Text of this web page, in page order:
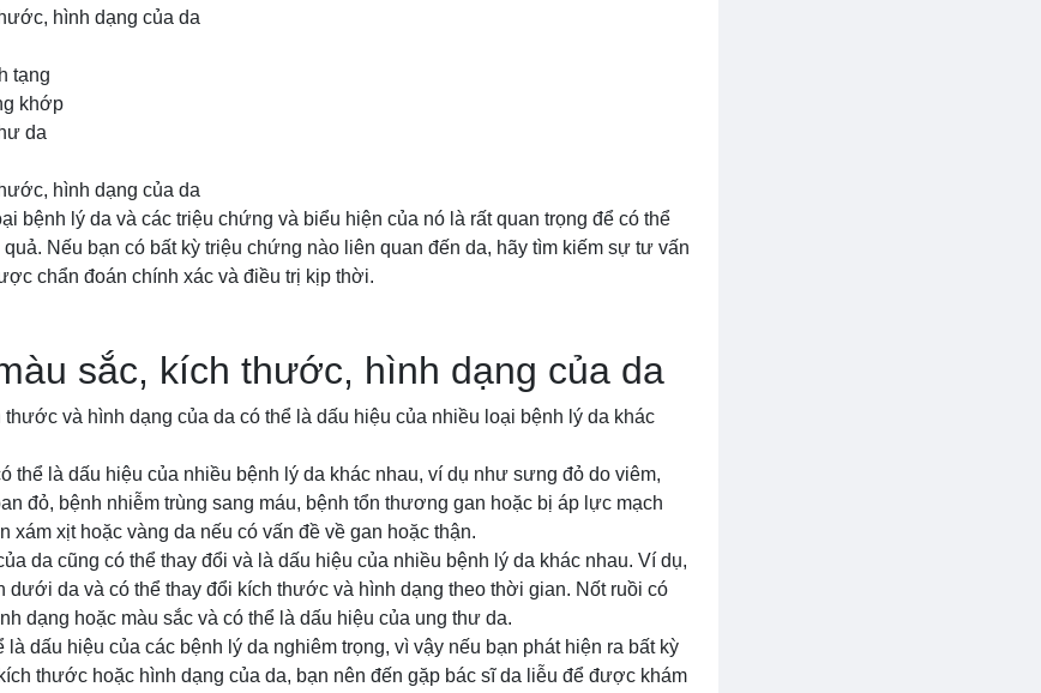
hình dạng của da
tạng
khớp
da
hình dạng của da
bệnh lý da và các triệu chứng và biểu hiện của nó là rất quan trọng để có thể
Nếu bạn có bất kỳ triệu chứng nào liên quan đến da, hãy tìm kiếm sự tư vấn
chẩn đoán chính xác và điều trị kịp thời.
sắc, kích thước, hình dạng của da
và hình dạng của da có thể là dấu hiệu của nhiều loại bệnh lý da khác
thể là dấu hiệu của nhiều bệnh lý da khác nhau, ví dụ như sưng đỏ do viêm,
đỏ, bệnh nhiễm trùng sang máu, bệnh tổn thương gan hoặc bị áp lực mạch
xám xịt hoặc vàng da nếu có vấn đề về gan hoặc thận.
da cũng có thể thay đổi và là dấu hiệu của nhiều bệnh lý da khác nhau. Ví dụ,
dưới da và có thể thay đổi kích thước và hình dạng theo thời gian. Nốt ruồi có
dạng hoặc màu sắc và có thể là dấu hiệu của ung thư da.
là dấu hiệu của các bệnh lý da nghiêm trọng, vì vậy nếu bạn phát hiện ra bất kỳ
thước hoặc hình dạng của da, bạn nên đến gặp bác sĩ da liễu để được khám